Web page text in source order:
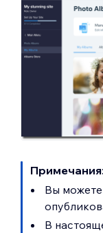
Примечания:
Вы можете
В